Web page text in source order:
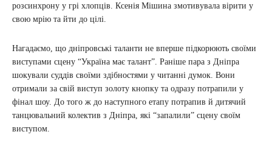
розсинхрону у грі хлопців. Ксенія Мішина змотивувала вірити у
свою мрію та йти до цілі.
Нагадаємо, що дніпровські таланти не вперше підкорюють своїми
виступами сцену “Україна має талант”. Раніше пара з Дніпра
шокували суддів своїми здібностями у читанні думок. Вони
отримали за свій виступ золоту кнопку та одразу потрапили у
фінал шоу. До того ж до наступного етапу потрапив й дитячий
танцювальний колектив з Дніпра, які “запалили” сцену своїм
виступом.